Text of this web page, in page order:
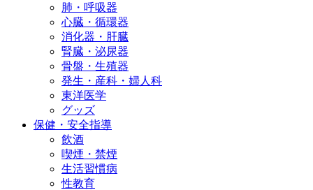
肺・呼吸器
心臓・循環器
消化器・肝臓
腎臓・泌尿器
骨盤・生殖器
発生・産科・婦人科
東洋医学
グッズ
保健・安全指導
飲酒
喫煙・禁煙
生活習慣病
性教育